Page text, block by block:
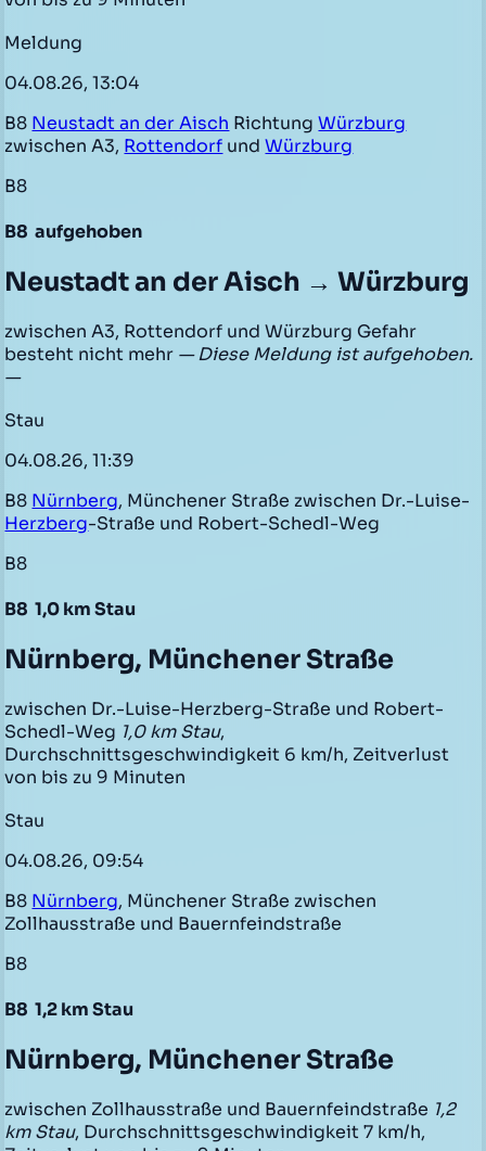
Meldung
04.08.26, 13:04
B8 Neustadt an der Aisch RichtungWürzburg
zwischen A3, Rottendorf undWürzburg
B8
B8 aufgehoben
Neustadt an der Aisch → Würzburg
zwischen A3, Rottendorf und Würzburg Gefahr
besteht nicht mehr — Diese Meldung ist aufgehoben.
—
Stau
04.08.26, 11:39
B8 Nürnberg, Münchener Straße zwischen Dr.-Luise-
Herzberg-Straße und Robert-Schedl-Weg
B8
B8 1,0 km Stau
Nürnberg, Münchener Straße
zwischen Dr.-Luise-Herzberg-Straße und Robert-
Schedl-Weg 1,0 km Stau,
Durchschnittsgeschwindigkeit 6 km/h, Zeitverlust
von bis zu 9 Minuten
Stau
04.08.26, 09:54
B8 Nürnberg, Münchener Straße zwischen
Zollhausstraße und Bauernfeindstraße
B8
B8 1,2 km Stau
Nürnberg, Münchener Straße
zwischen Zollhausstraße und Bauernfeindstraße 1,2
km Stau, Durchschnittsgeschwindigkeit 7 km/h,